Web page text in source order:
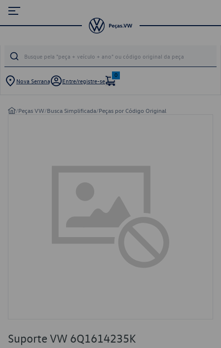
Nova Serrana Entre/registre-se
0
/Peças VW/Busca Simplificada/Peças por Código Original
Suporte VW 6Q1614235K